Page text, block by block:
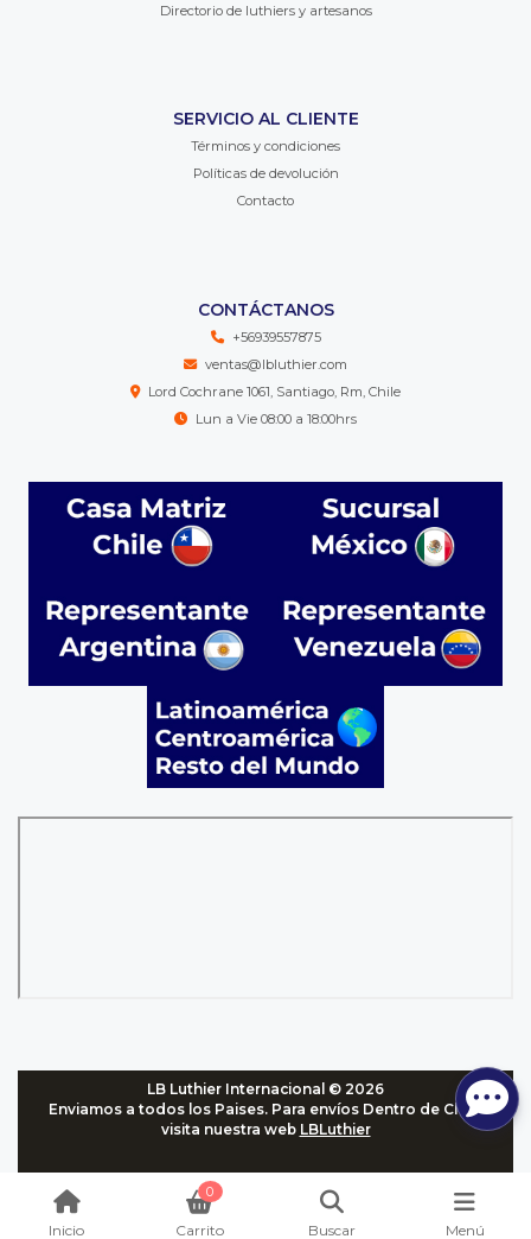
Directorio de luthiers y artesanos
SERVICIO AL CLIENTE
Términos y condiciones
Políticas de devolución
Contacto
CONTÁCTANOS
+56939557875
ventas@lbluthier.com
Lord Cochrane 1061, Santiago, Rm, Chile
Lun a Vie 08:00 a 18:00hrs
LB Luthier Internacional © 2026
Enviamos a todos los Paises. Para envíos Dentro de Chile,
visita nuestra web LBLuthier
Inicio
0
Carrito Buscar Menú